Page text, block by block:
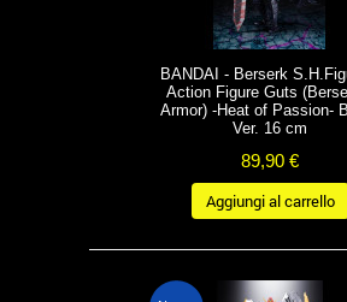
BANDAI - Berserk
Action Figure Guts
Armor) -Heat of Passion-
Ver. 16 cm
89,90 €
Aggiungi al carrello